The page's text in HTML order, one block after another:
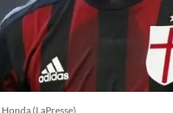
Honda (LaPresse)